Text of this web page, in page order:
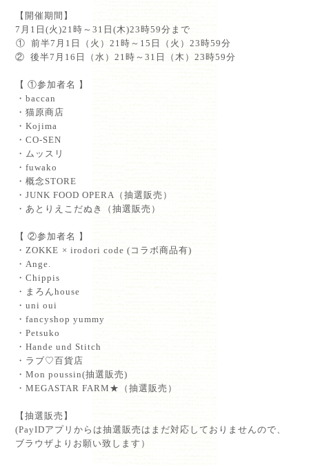
【開催期間】⁡
7月1日(火)21時～31日(木)23時59分まで⁡
⁡① 前半7月1日（火）21時～15日（火）23時59分⁡
② 後半7月16日（水）21時～31日（木）23時59分⁡
【 ①参加者名 】⁡
⁡・baccan⁡
⁡・猫原商店⁡
⁡・Kojima⁡
⁡・CO-SEN⁡
⁡・ムッスリ⁡
⁡・fuwako⁡
⁡・概念STORE⁡
⁡・JUNK FOOD OPERA（抽選販売）⁡
⁡・あとりえこだぬき（抽選販売）⁡
【 ②参加者名 】⁡
⁡・ZOKKE⁡ × irodori code (コラボ商品有)
⁡・Ange.⁡
⁡・Chippis⁡
⁡・まろんhouse⁡
⁡・uni oui⁡
⁡・fancyshop yummy⁡
⁡・Petsuko⁡
⁡・Hande und Stitch⁡
⁡・ラブ♡百貨店⁡
⁡・Mon poussin(抽選販売)⁡
⁡・MEGASTAR FARM★（抽選販売）⁡
【抽選販売】⁡
(PayIDアプリからは抽選販売はまだ対応しておりませんので、
ブラウザよりお願い致します）⁡